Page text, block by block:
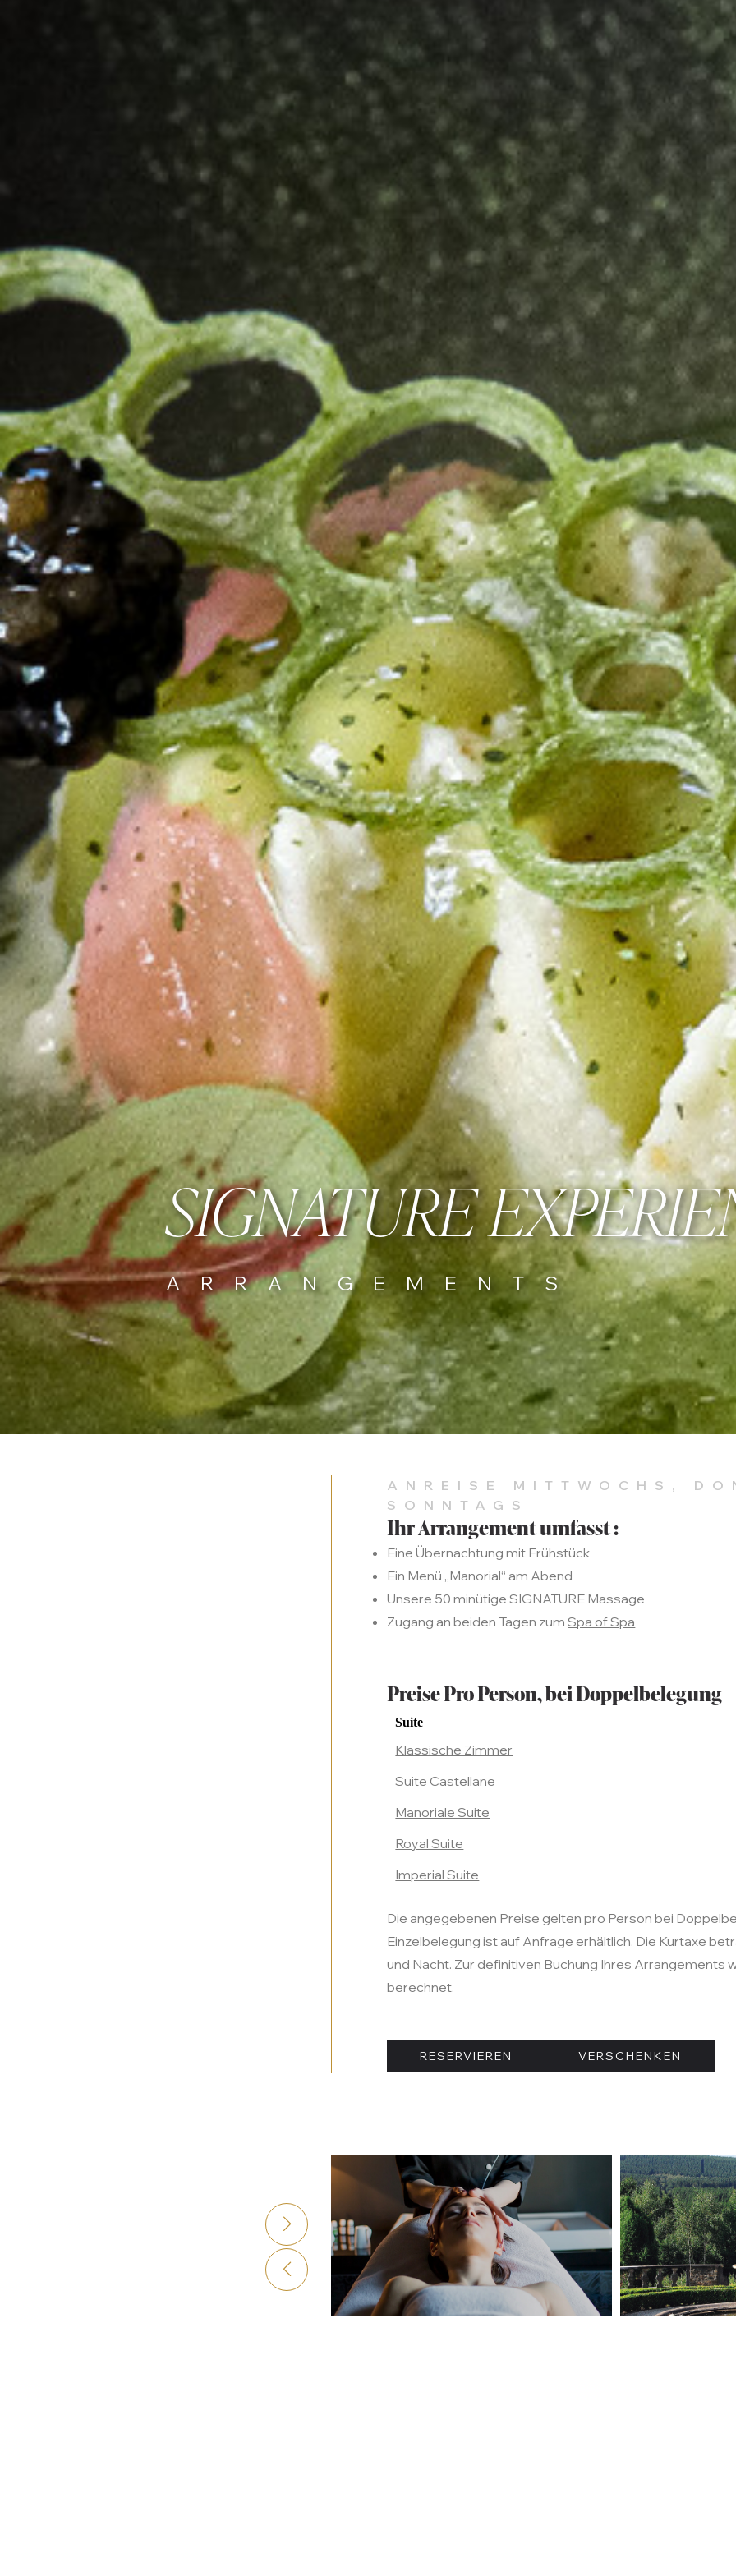
SIGNATURE
ARRANGEMENTS
ANREISE MITTWOCHS,
SONNTAGS
Ihr Arrangement umfasst :
Eine Übernachtung mit Frühstück
Ein Menü „Manorial“ am Abend
Unsere 50 minütige SIGNATURE Massage
Zugang an beiden Tagen zumSpa of Spa
Preise Pro Person, bei Doppelbelegung
Suite
Klassische Zimmer
Suite Castellane
Manoriale Suite
Royal Suite
Imperial Suite
Die angegebenen Preise gelten pro Person bei
Einzelbelegung ist auf Anfrage erhältlich. Die Kurtaxe
und Nacht. Zur definitiven Buchung Ihres Arrangements
berechnet.
RESERVIEREN VERSCHENKEN